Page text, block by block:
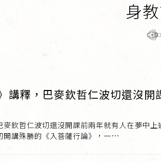
身
講釋，巴麥欽哲仁波切還沒開
欽哲仁波切還沒開課前兩年就有人在夢中
開講殊勝的《入菩薩行論》，一…